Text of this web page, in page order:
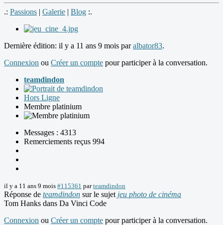
.: Passions | Galerie | Blog :.
Dernière édition: il y a 11 ans 9 mois paralbator83.
Connexion ou Créer un compte pour participer à la conversation.
teamdindon
Hors Ligne
Membre platinium
Messages : 4313
Remerciements reçus 994
il y a 11 ans 9 mois #115361 parteamdindon
Réponse de teamdindon sur le sujet jeu photo de cinéma
Tom Hanks dans Da Vinci Code
Connexion ou Créer un compte pour participer à la conversation.